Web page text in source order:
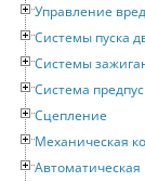
Управление
Системы пуска
Системы
Система
Сцепление
Механическая
Автоматическая